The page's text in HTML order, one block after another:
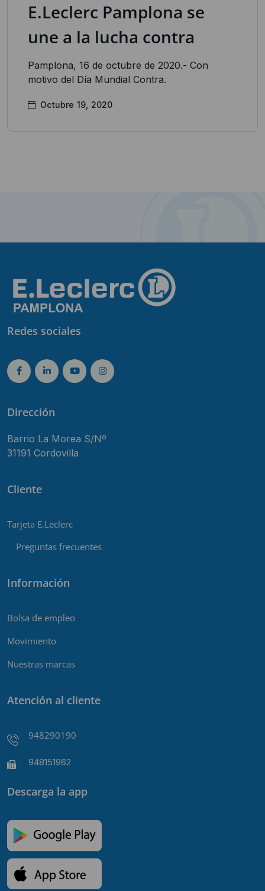
E.Leclerc Pamplona se
une a la lucha contra
Pamplona, 16 de octubre de 2020.- Con
motivo del Día Mundial Contra.
Octubre 19, 2020
Redes sociales
Dirección
Barrio La Morea S/Nº
31191 Cordovilla
Cliente
Tarjeta E.Leclerc
Preguntas frecuentes
Información
Bolsa de empleo
Movimiento
Nuestras marcas
Atención al cliente
948290190
948151962
Descarga la app